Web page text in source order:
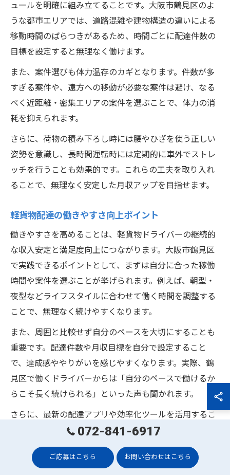
ュールを明確に組み立てることです。大阪市鶴見区のよ
うな都市エリアでは、道路混雑や建物構造の違いによる
移動時間のばらつきがあるため、時間ごとに配達件数の
目標を設定すると無理なく働けます。
また、案件選びも体力温存のカギとなります。件数が多
すぎる案件や、遠方への移動が必要な案件は避け、なる
べく近距離・密集エリアの案件を選ぶことで、体力の消
耗を抑えられます。
さらに、荷物の積み下ろし時には腰やひざを使う正しい
姿勢を意識し、長時間運転時には定期的に車外でストレ
ッチを行うことも効果的です。これらの工夫を取り入れ
ることで、無理なく安定した月収アップを目指せます。
軽貨物配達の働きやすさ向上ポイント
働きやすさを高めることは、軽貨物ドライバーの継続的
な収入安定と満足度向上につながります。大阪市鶴見区
で実践できるポイントとして、まずは自分に合った稼働
時間や案件を選ぶことが挙げられます。例えば、朝型・
夜型などライフスタイルに合わせて働く時間を調整する
ことで、無理なく続けやすくなります。
また、周囲と比較せず自分のペースを大切にすることも
重要です。配達件数や月収目標を自分で設定すること
で、達成感ややりがいを感じやすくなります。実際、鶴
見区で働くドライバーからは「自分のペースで働けるか
らこそ長く続けられる」といった声も聞かれます。
さらに、最新の配達アプリや効率化ツールを活用するこ
とで、作業の手間が大幅に減り、働きやすさが向上しま
す。こうしたポイントを意識することで、軽貨物配達の
仕事を長く安定して続けることが可能となります。
072-841-6917
ご応募はこちら お問い合わせはこちら